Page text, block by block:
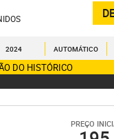
2024 AUTOMÁTICO
DO HISTÓRICO
PREÇO